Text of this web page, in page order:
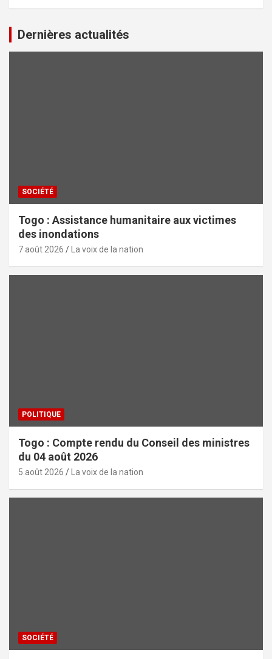
Dernières actualités
SOCIÉTÉ
Togo : Assistance humanitaire aux victimes
des inondations
7 août 2026 La voix de la nation
POLITIQUE
Togo : Compte rendu du Conseil des ministres
du 04 août 2026
5 août 2026 La voix de la nation
SOCIÉTÉ